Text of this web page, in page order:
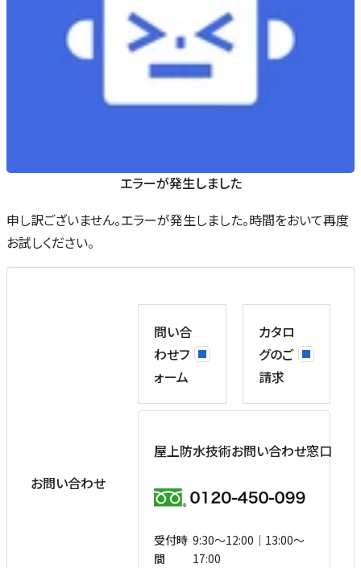
エラーが発生しました
申し訳ございません。エラーが発生しました。時間をおいて再度
お試しください。
お問い合わせ
問い合
わせフ
ォーム
カタロ
グのご
請求
屋上防水技術お問い合わせ窓口
受付時
間
9:30〜12:00｜13:00〜
17:00